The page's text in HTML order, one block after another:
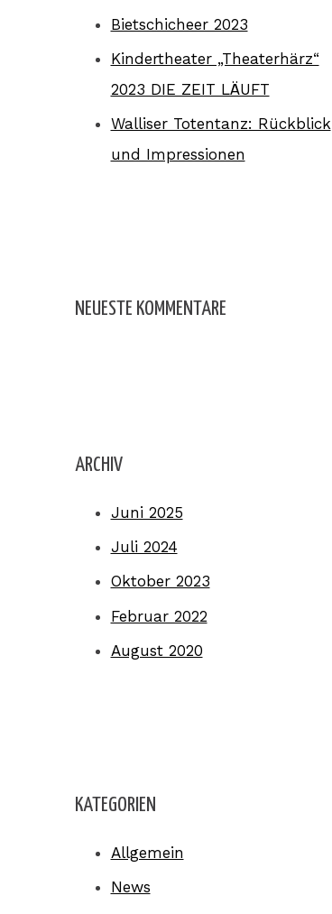
Bietschicheer 2023
Kindertheater „Theaterhärz“
2023 DIE ZEIT LÄUFT
Walliser Totentanz: Rückblick
und Impressionen
NEUESTE KOMMENTARE
ARCHIV
Juni 2025
Juli 2024
Oktober 2023
Februar 2022
August 2020
KATEGORIEN
Allgemein
News